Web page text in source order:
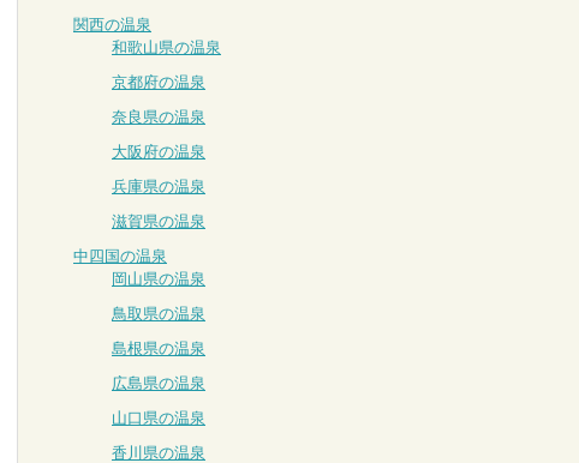
関西の温泉
和歌山県の温泉
京都府の温泉
奈良県の温泉
大阪府の温泉
兵庫県の温泉
滋賀県の温泉
中四国の温泉
岡山県の温泉
鳥取県の温泉
島根県の温泉
広島県の温泉
山口県の温泉
香川県の温泉